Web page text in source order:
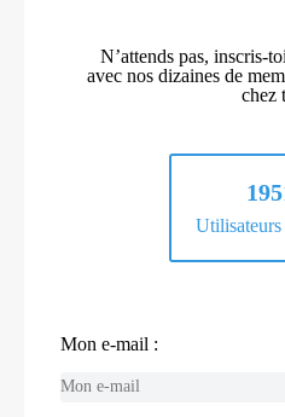
N’attends pas, inscris-
avec nos dizaines de
chez
Mon e-mail :